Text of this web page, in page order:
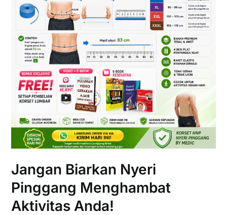
Jangan Biarkan Nyeri
Pinggang Menghambat
Aktivitas Anda!